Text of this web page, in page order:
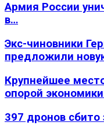
Армия России
в…
Экс-чиновники
предложили
Крупнейшее
опорой
397 дронов сбито